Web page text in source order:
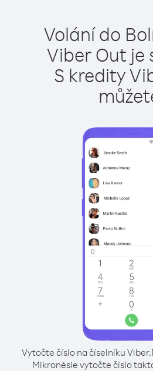
Volání do
Viber Out je
S kredity
Vytočte číslo na číselníku Viber.
Mikronésie vytočte číslo